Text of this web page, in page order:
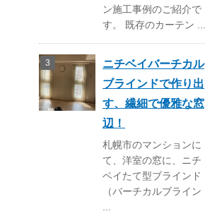
ン施工事例のご紹介で
す。 既存のカーテン ...
ニチベイバーチカル
ブラインドで作り出
す、繊細で優雅な窓
辺！
札幌市のマンションに
て、洋室の窓に、ニチ
ベイたて型ブラインド
（バーチカルブライン